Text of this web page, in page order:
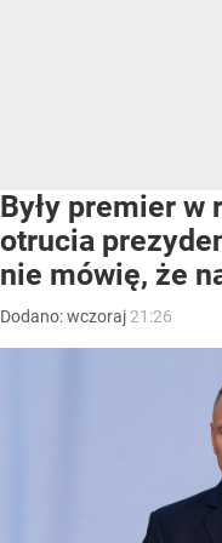
Były premier w
otrucia
nie mówię, że
Dodano:wczoraj 21:26